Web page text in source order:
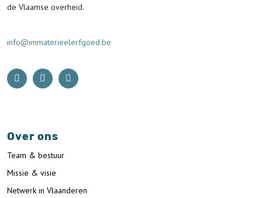
de Vlaamse overheid.
info@immaterieelerfgoed.be
Over ons
Team & bestuur
Missie & visie
Netwerk in Vlaanderen